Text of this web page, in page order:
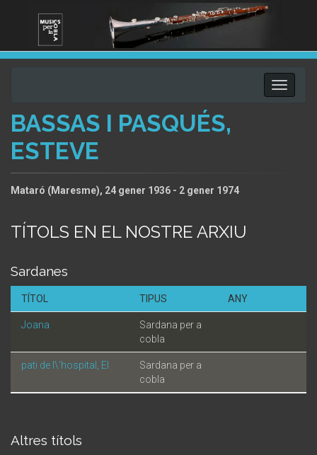
Toggle
BASSAS I PASQUÉS,
ESTEVE
Mataró (Maresme), 24 gener 1936 - 2 gener 1974
TÍTOLS EN EL NOSTRE ARXIU
Sardanes
TÍTOL TIPUS ANY
Joana
Sardana per a
cobla
pati de l\'hospital, El
Sardana per a
cobla
Altres títols